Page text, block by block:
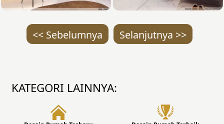
<< Sebelumnya Selanjutnya >>
KATEGORI LAINNYA: